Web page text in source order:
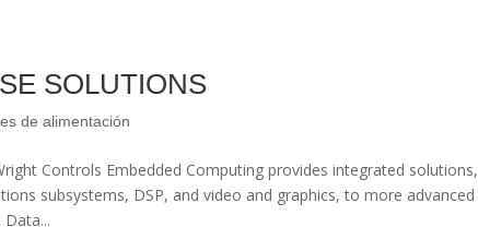
SOLUTIONS
de alimentación
Controls Embedded Computing provides integrated solutions,
subsystems, DSP, and video and graphics, to more advanced